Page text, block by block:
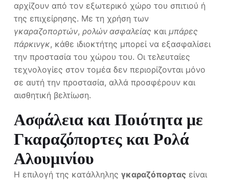
αρχίζουν από τον εξωτερικό χώρο του σπιτιού ή
της επιχείρησης. Με τη χρήση των
γκαραζοπορτών, ρολών ασφαλείας και μπάρες
πάρκινγκ, κάθε ιδιοκτήτης μπορεί να εξασφαλίσει
την προστασία του χώρου του. Οι τελευταίες
τεχνολογίες στον τομέα δεν περιορίζονται μόνο
σε αυτή την προστασία, αλλά προσφέρουν και
αισθητική βελτίωση.
Ασφάλεια και Ποιότητα με
Γκαραζόπορτες και Ρολά
Αλουμινίου
Η επιλογή της κατάλληλης γκαραζόπορτας είναι